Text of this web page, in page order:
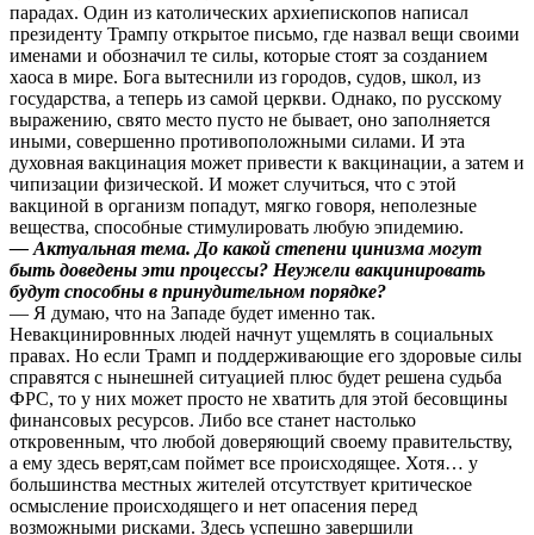
парадах. Один из католических архиепископов написал
президенту Трампу открытое письмо, где назвал вещи своими
именами и обозначил те силы, которые стоят за созданием
хаоса в мире. Бога вытеснили из городов, судов, школ, из
государства, а теперь из самой церкви. Однако, по русскому
выражению, свято место пусто не бывает, оно заполняется
иными, совершенно противоположными силами. И эта
духовная вакцинация может привести к вакцинации, а затем и
чипизации физической. И может случиться, что с этой
вакциной в организм попадут, мягко говоря, неполезные
вещества, способные стимулировать любую эпидемию.
— Актуальная тема. До какой степени цинизма могут
быть доведены эти процессы? Неужели вакцинировать
будут способны в принудительном порядке?
— Я думаю, что на Западе будет именно так.
Невакцинировнных людей начнут ущемлять в социальных
правах. Но если Трамп и поддерживающие его здоровые силы
справятся с нынешней ситуацией плюс будет решена судьба
ФРС, то у них может просто не хватить для этой бесовщины
финансовых ресурсов. Либо все станет настолько
откровенным, что любой доверяющий своему правительству,
а ему здесь верят,сам поймет все происходящее. Хотя… у
большинства местных жителей отсутствует критическое
осмысление происходящего и нет опасения перед
возможными рисками. Здесь успешно завершили